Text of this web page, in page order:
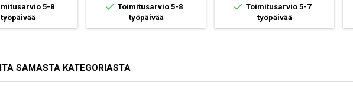
5-8
työpäivää
 Toimitusarvio 5-8
työpäivää
 Toimitusarvio 5-7
työpäivää
SAMASTA KATEGORIASTA